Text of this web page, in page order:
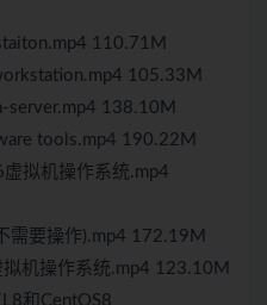
110.71M
105.33M
server.mp4 138.10M
tools.mp4 190.22M
拟机操作系统.mp4
需要操作).mp4 172.19M
机操作系统.mp4 123.10M
和CentOS8